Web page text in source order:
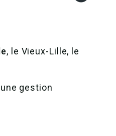
, le Vieux-Lille, le
gestion